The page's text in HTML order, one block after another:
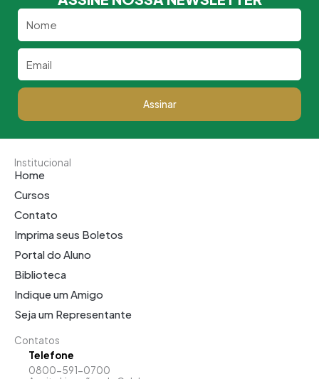
Assinar
Institucional
Home
Cursos
Contato
Imprima seus Boletos
Portal do Aluno
Biblioteca
Indique um Amigo
Seja um Representante
Contatos
Telefone
0800-591-0700